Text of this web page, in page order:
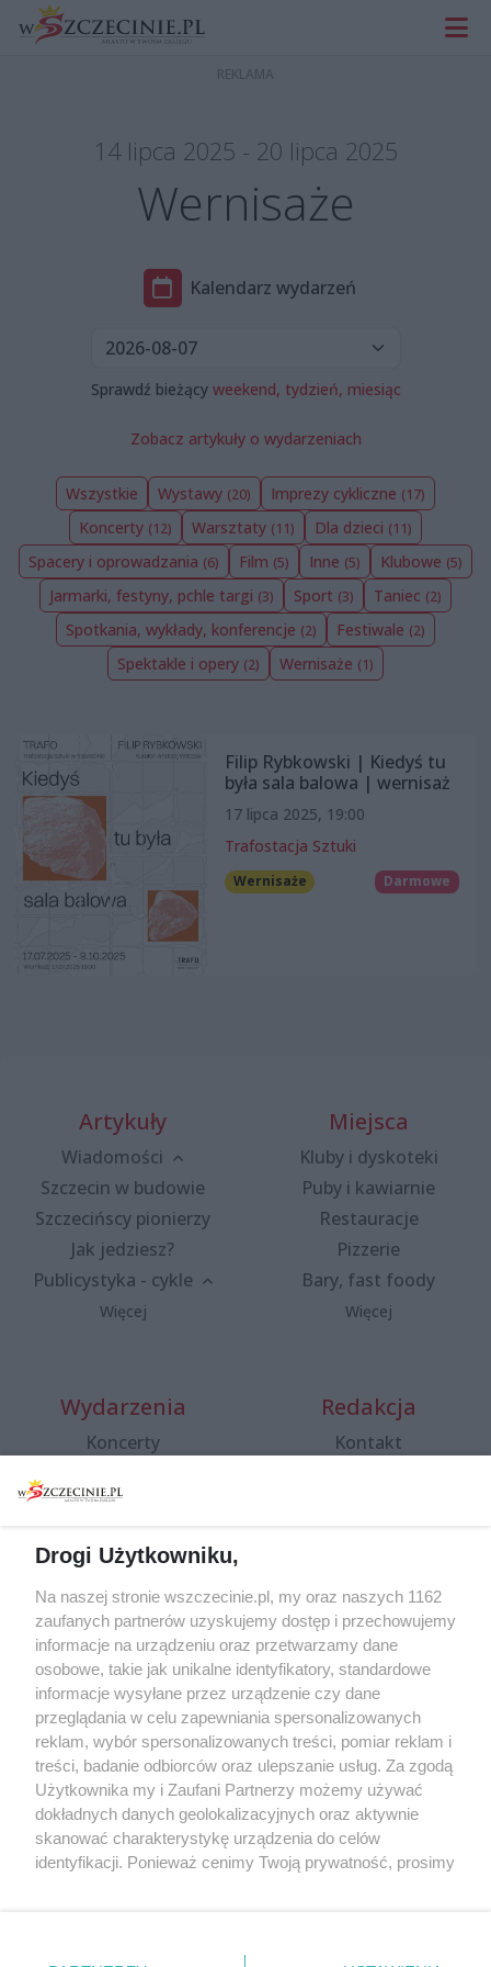
14 lipca 2025 - 20 lipca 2025
Wernisaże
Kalendarz wydarzeń
Sprawdź bieżący weekend, tydzień, miesiąc
Zobacz artykuły o wydarzeniach
Wszystkie Wystawy (20) Imprezy cykliczne (17)
Koncerty (12) Warsztaty (11) Dla dzieci (11)
Spacery i oprowadzania (6) Film (5) Inne (5) Klubowe (5)
Jarmarki, festyny, pchle targi (3) Sport (3) Taniec (2)
Spotkania, wykłady, konferencje (2) Festiwale (2)
Spektakle i opery (2) Wernisaże (1)
Filip Rybkowski | Kiedyś tu
była sala balowa | wernisaż
17 lipca 2025, 19:00
Trafostacja Sztuki
Wernisaże Darmowe
Artykuły
Wiadomości
Szczecin w budowie
Szczecińscy pionierzy
Jak jedziesz?
Publicystyka - cykle
Więcej
Miejsca
Kluby i dyskoteki
Puby i kawiarnie
Restauracje
Pizzerie
Bary, fast foody
Więcej
Wydarzenia
Koncerty
Spacery i oprowadzania
targi
Wernisaże
Więcej
Redakcja
Kontakt
Specjalny koncert z okazji
20. urodzin portalu
wSzczecinie.pl
Regulamin konkursów
śniadaniówka "Hej
Szczecin! Jest piątek!"
Partnerzy
Praca Szczecin
Drogi Użytkowniku,
Na naszej stronie wszczecinie.pl, my oraz naszych 1162
zaufanych partnerów uzyskujemy dostęp i przechowujemy
informacje na urządzeniu oraz przetwarzamy dane
osobowe, takie jak unikalne identyfikatory, standardowe
informacje wysyłane przez urządzenie czy dane
przeglądania w celu zapewniania spersonalizowanych
reklam, wybór spersonalizowanych treści, pomiar reklam i
treści, badanie odbiorców oraz ulepszanie usług. Za zgodą
Użytkownika my i Zaufani Partnerzy możemy używać
dokładnych danych geolokalizacyjnych oraz aktywnie
skanować charakterystykę urządzenia do celów
identyfikacji. Ponieważ cenimy Twoją prywatność, prosimy
prywatności znajdujący się w lewym dolnym rogu strony